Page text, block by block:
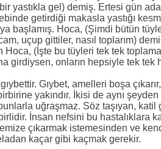
yastıkla gel) demiş. Ertesi gün
getirdiği makasla yastığı
başlamış. Hoca, (Şimdi bütün
uçup gittiler, nasıl toplarım)
Hoca, (İşte bu tüyleri tek tek
girdiysen, onların hepsiyle tek
Gıybet, amelleri boşa
yakındır. İkisi de aynı şeyden
uğraşmaz. Söz taşıyan, katil
İnsan nefsini bu hastalıklara
çıkarmak istemesinden ve
kaçar gibi kaçmak gerekir.